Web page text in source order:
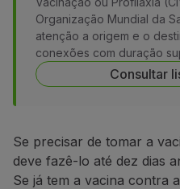
Central de ajuda
Perguntas frequentes
Pedidos e reclamações
Contactos
Informações úteis
Bagagem perdida /
Voo atrasado / cancelado
Organização Mundial da
atenção a origem e o
conexões com duração
Consultar
Se precisar de tomar a
deve fazê-lo até dez dias
Se já tem a vacina contra